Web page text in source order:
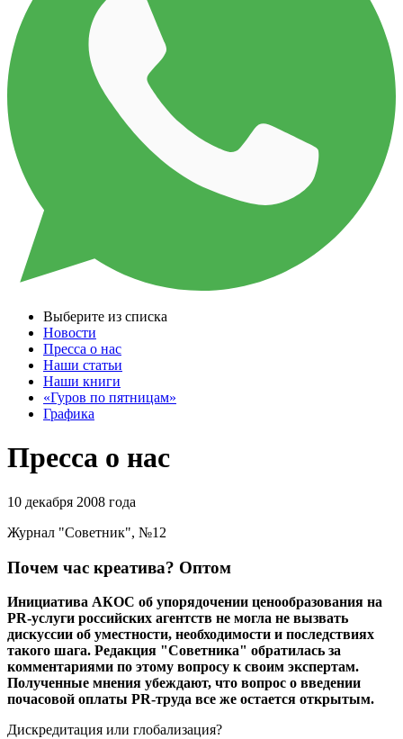
Выберите из списка
Новости
Пресса о нас
Наши статьи
Наши книги
«Гуров по пятницам»
Графика
Пресса о нас
10 декабря 2008 года
Журнал "Советник", №12
Почем час креатива? Оптом
Инициатива АКОС об упорядочении ценообразования на
PR-услуги российских агентств не могла не вызвать
дискуссии об уместности, необходимости и последствиях
такого шага. Редакция "Советника" обратилась за
комментариями по этому вопросу к своим экспертам.
Полученные мнения убеждают, что вопрос о введении
почасовой оплаты PR-труда все же остается открытым.
Дискредитация или глобализация?